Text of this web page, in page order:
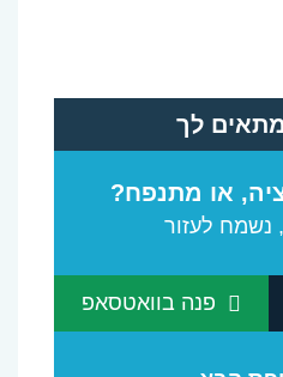
לך
או מתנפח?
נשמח לעזור
פנה בוואטסאפ